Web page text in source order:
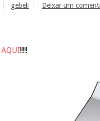
gebeli Deixar um
AQUI!!!!!